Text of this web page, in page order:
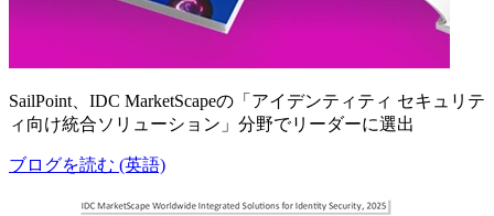
SailPoint、IDC MarketScapeの「アイデンティティ セキュリテ
ィ向け統合ソリューション」分野でリーダーに選出
ブログを読む (英語)